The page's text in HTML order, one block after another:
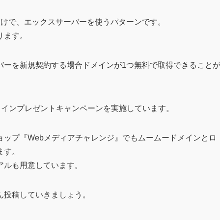
で、エックスサーバーを使うパターンです。
す。
を新規契約する場合ドメインが1つ無料で取得できることが
ンプレゼントキャンペーンを実施しています。
プ『Webメディアチャレンジ』でもムームードメインとロ
。
も用意しています。
稿していきましょう。